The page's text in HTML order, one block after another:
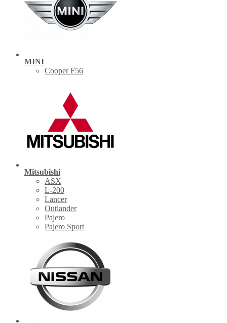
MINI
Cooper F56
Mitsubishi
ASX
L-200
Lancer
Outlander
Pajero
Pajero Sport